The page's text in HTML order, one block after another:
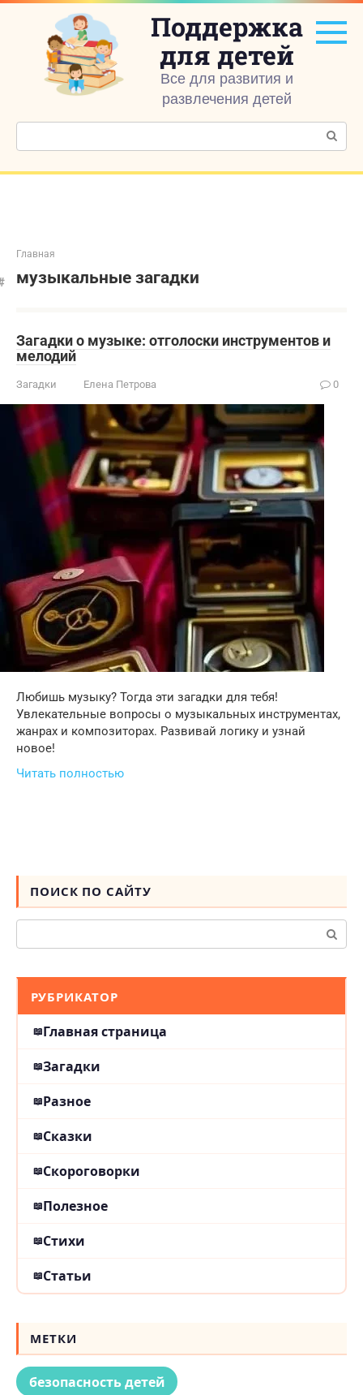
Перейти
контенту
Поддержка
для детей
Все для развития и
развлечения детей
Поиск:
Главная
музыкальные загадки
Загадки о музыке: отголоски инструментов и
мелодий
Загадки Елена Петрова 0
Любишь музыку? Тогда эти загадки для тебя!
Увлекательные вопросы о музыкальных инструментах,
жанрах и композиторах. Развивай логику и узнай
новое!
Читать полностью
ПОИСК ПО САЙТУ
РУБРИКАТОР
Главная страница
Загадки
Разное
Сказки
Скороговорки
Полезное
Стихи
Статьи
МЕТКИ
безопасность детей